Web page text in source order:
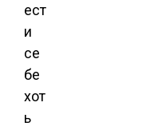
ест
и
се
бе
хот
ь